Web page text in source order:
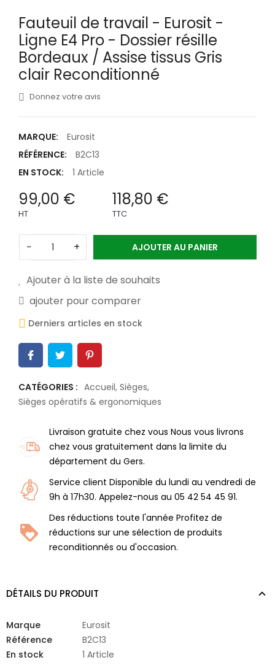
Fauteuil de travail - Eurosit -
Ligne E4 Pro - Dossier résille
Bordeaux / Assise tissus Gris
clair Reconditionné
Donnez votre avis
MARQUE:
Eurosit
RÉFÉRENCE:
B2C13
EN STOCK:
1 Article
99,00 €
HT
118,80 €
TTC
− + AJOUTER AU PANIER
Ajouter à la liste de souhaits
ajouter pour comparer
Derniers articles en stock
CATÉGORIES : Accueil, Sièges,
Sièges opératifs & ergonomiques
Livraison gratuite chez vous Nous vous livrons
chez vous gratuitement dans la limite du
département du Gers.
Service client Disponible du lundi au vendredi de
9h à 17h30. Appelez-nous au 05 42 54 45 91.
Des réductions toute l'année Profitez de
réductions sur une sélection de produits
reconditionnés ou d'occasion.
DÉTAILS DU PRODUIT
Marque
Eurosit
Référence
B2C13
En stock
1 Article